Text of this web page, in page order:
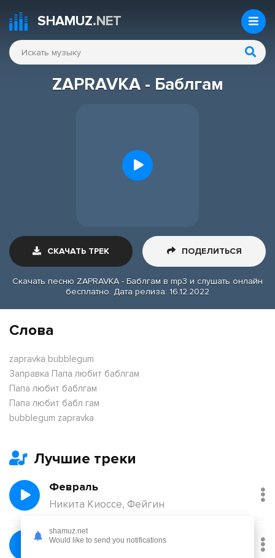
SHAMUZ.NET
ZAPRAVKA - Баблгам
СКАЧАТЬ ТРЕК ПОДЕЛИТЬСЯ
Скачать песню ZAPRAVKA - Баблгам в mp3 и слушать онлайн
бесплатно. Дата релиза: 16.12.2022
Слова
zapravka bubblegum
Заправка Папа любит баблгам
Папа любит баблгам
Папа любит бабл гам
bubblegum zapravka
Лучшие треки
Февраль
Никита Киоссе, Фейгин
Без тебя
shamuz.net
Would like to send you notifications